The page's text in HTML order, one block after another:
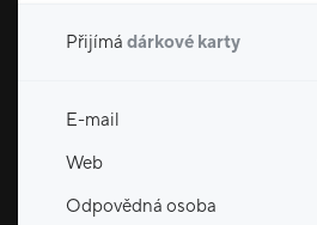
Přijímá dárkové karty
E-mail
Web
Odpovědná osoba